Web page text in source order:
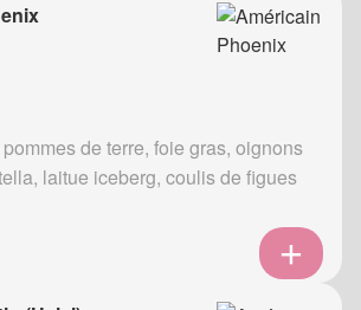
de terre, foie gras, oignons
laitue iceberg, coulis de figues